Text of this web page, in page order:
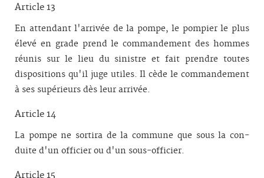
Article 13
En attendant l'arrivée de la pompe, le pompier le plus
élevé en grade prend le commandement des hommes
réunis sur le lieu du sinistre et fait prendre toutes
dispositions qu'il juge utiles. Il cède le commandement
à ses supérieurs dès leur arrivée.
Article 14
La pompe ne sortira de la commune que sous la con­
duite d'un officier ou d'un sous-officier.
Article 15